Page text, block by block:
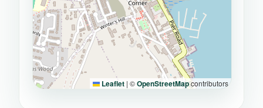
Leaflet | ©OpenStreetMapcontributors